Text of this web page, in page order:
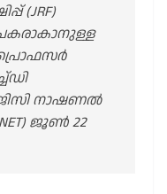
(JRF)
നാഷണൽ
NET) ജൂൺ 22